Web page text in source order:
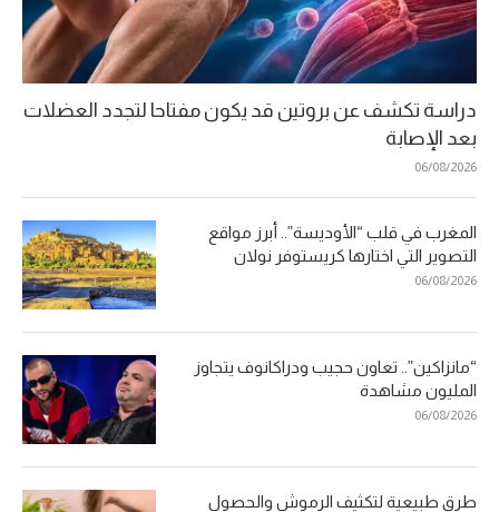
دراسة تكشف عن بروتين قد يكون مفتاحا لتجدد العضلات
بعد الإصابة
06/08/2026
المغرب في قلب “الأوديسة”.. أبرز مواقع
التصوير التي اختارها كريستوفر نولان
06/08/2026
“مانزاكين”.. تعاون حجيب ودراكانوف يتجاوز
المليون مشاهدة
06/08/2026
طرق طبيعية لتكثيف الرموش والحصول